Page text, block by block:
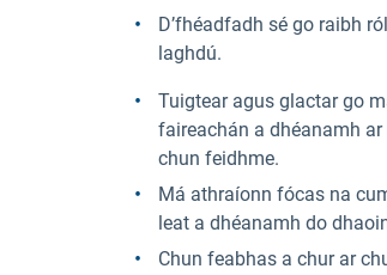
D’fhéadfadh sé go raibh
laghdú.
Tuigtear agus glactar go
faireachán a dhéanamh
chun feidhme.
Má athraíonn fócas na
leat a dhéanamh do
Chun feabhas a chur ar